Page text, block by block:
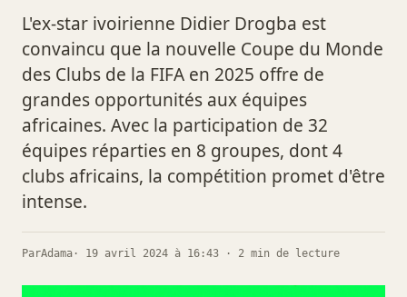
L'ex-star ivoirienne Didier Drogba est
convaincu que la nouvelle Coupe du Monde
des Clubs de la FIFA en 2025 offre de
grandes opportunités aux équipes
africaines. Avec la participation de 32
équipes réparties en 8 groupes, dont 4
clubs africains, la compétition promet d'être
intense.
ParAdama · 19 avril 2024 à 16:43 · 2 min de lecture